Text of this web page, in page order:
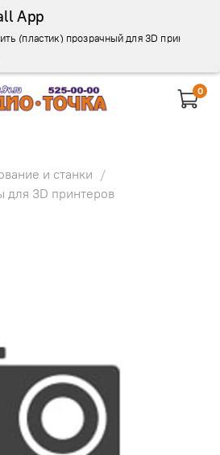
App
(пластик) прозрачный для 3D принтера и
0
и станки
для 3D принтеров